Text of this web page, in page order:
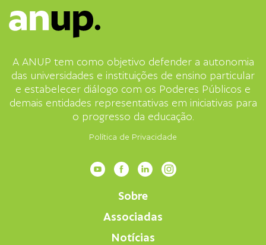
A ANUP tem como objetivo defender a autonomia
das universidades e instituições de ensino particular
e estabelecer diálogo com os Poderes Públicos e
demais entidades representativas em iniciativas para
o progresso da educação.
Política de Privacidade
Sobre
Associadas
Notícias